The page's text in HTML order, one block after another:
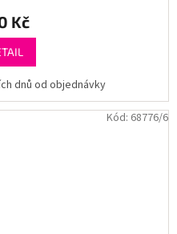
Kč
dnů od objednávky
Kód: 68776/6